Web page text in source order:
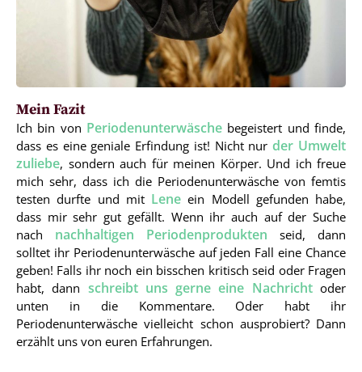
Mein Fazit
Ich bin von Periodenunterwäsche begeistert und finde,
dass es eine geniale Erfindung ist! Nicht nurder Umwelt
zuliebe, sondern auch für meinen Körper. Und ich freue
mich sehr, dass ich die Periodenunterwäsche von femtis
testen durfte und mit Lene ein Modell gefunden habe,
dass mir sehr gut gefällt. Wenn ihr auch auf der Suche
nach nachhaltigen Periodenprodukten seid, dann
solltet ihr Periodenunterwäsche auf jeden Fall eine Chance
geben! Falls ihr noch ein bisschen kritisch seid oder Fragen
habt, dann schreibt uns gerne eine Nachrichtoder
unten in die Kommentare. Oder habt ihr
Periodenunterwäsche vielleicht schon ausprobiert? Dann
erzählt uns von euren Erfahrungen.